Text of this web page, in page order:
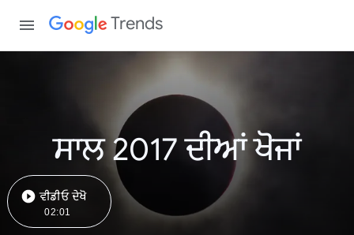
Trends
ਸਾਲ 2017 ਦੀਆਂ ਖੋਜਾਂ
ਵੀਡੀਓ ਦੇਖੋ
02:01